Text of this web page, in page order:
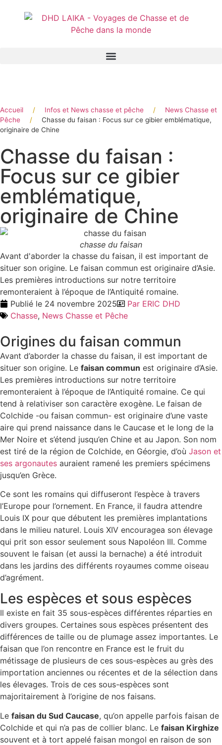
Accueil / Infos et News chasse et pêche /
News Chasse et
Pêche
/
Chasse du faisan : Focus sur ce gibier emblématique,
originaire de Chine
Chasse du faisan :
Focus sur ce gibier
emblématique,
originaire de Chine
chasse du faisan
Avant d'aborder la chasse du faisan, il est important de
situer son origine. Le faisan commun est originaire d’Asie.
Les premières introductions sur notre territoire
remonteraient à l’époque de l’Antiquité romaine.
Publié le 24 novembre 2025 Par ERIC DHD
Chasse, News Chasse et Pêche
Origines du faisan commun
Avant d’aborder la chasse du faisan, il est important de
situer son origine. Le faisan commun est originaire d’Asie.
Les premières introductions sur notre territoire
remonteraient à l’époque de l’Antiquité romaine. Ce qui
tend à relativiser son caractère exogène. Le faisan de
Colchide -ou faisan commun- est originaire d’une vaste
aire qui prend naissance dans le Caucase et le long de la
Mer Noire et s’étend jusqu’en Chine et au Japon. Son nom
est tiré de la région de Colchide, en Géorgie, d’où Jason et
ses argonautes auraient ramené les premiers spécimens
jusqu’en Grèce.
Ce sont les romains qui diffuseront l’espèce à travers
l’Europe pour l’ornement. En France, il faudra attendre
Louis IX pour que débutent les premières implantations
dans le milieu naturel. Louis XIV encouragea son élevage
qui prit son essor seulement sous Napoléon III. Comme
souvent le faisan (et aussi la bernache) a été introduit
dans les jardins des différents royaumes comme oiseau
d’agrément.
Les espèces et sous espèces
Il existe en fait 35 sous-espèces différentes réparties en
divers groupes. Certaines sous espèces présentent des
différences de taille ou de plumage assez importantes. Le
faisan que l’on rencontre en France est le fruit du
métissage de plusieurs de ces sous-espèces au grès des
importation anciennes ou récentes et de la sélection dans
les élevages. Trois de ces sous-espèces sont
majoritairement à l’origine de nos faisans.
Le faisan du Sud Caucase, qu’on appelle parfois faisan de
Colchide et qui n’a pas de collier blanc. Le faisan Kirghize
souvent et à tort appelé faisan mongol en raison de son